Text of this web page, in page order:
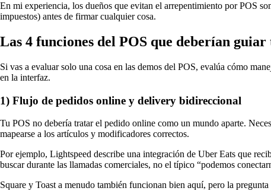
En mi experiencia, los dueños que evitan el arrepentimiento por POS
impuestos) antes de firmar cualquier cosa.
Las 4 funciones del POS que deberían
Si vas a evaluar solo una cosa en las demos del POS, evalúa cómo
en la interfaz.
1) Flujo de pedidos online y delivery bidireccional
Tu POS no debería tratar el pedido online como un mundo aparte.
mapearse a los artículos y modificadores correctos.
Por ejemplo, Lightspeed describe una integración de Uber Eats que
buscar durante las llamadas comerciales, no el típico “podemos
Square y Toast a menudo también funcionan bien aquí, pero la